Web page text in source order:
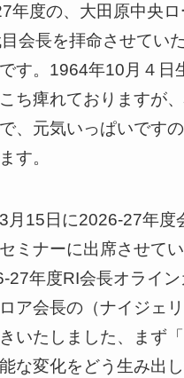
度の、大田原中央ロ
会長を拝命させてい
す。1964年10月４日
ち痺れておりますが
、元気いっぱいです
す。
15日に2026-27年度
ミナーに出席させて
27年度RI会長オライ
ア会長の（ナイジェ
いたしました、まず
な変化をどう生み出